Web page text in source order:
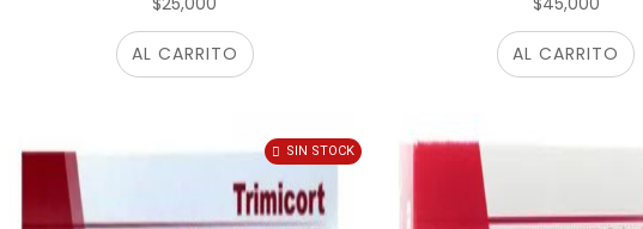
AL CARRITO AL CARRITO
SIN STOCK